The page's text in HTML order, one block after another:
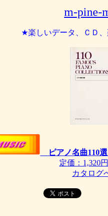
m-pine-
★楽しいデータ、ＣＤ
ピアノ名曲110
定価：1,320
カタログ